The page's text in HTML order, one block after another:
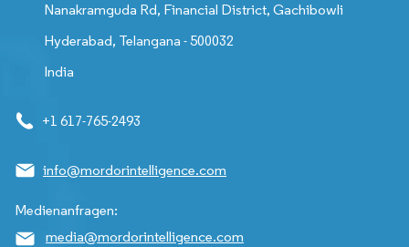
Nanakramguda Rd, Financial District, Gachibowli
Hyderabad, Telangana - 500032
India
+1 617-765-2493
info@mordorintelligence.com
Medienanfragen:
media@mordorintelligence.com